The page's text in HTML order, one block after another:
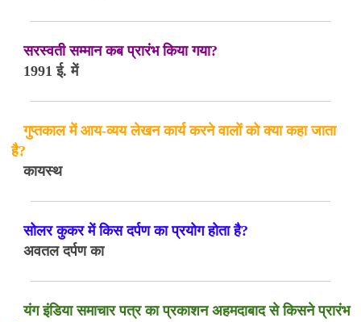
सरस्वती सम्मान कब प्रारंभ किया गया?
1991 ई. में
गुप्तकाल में आय-व्यय लेखन कार्य करने वालों को क्या कहा जाता
है?
कायस्थ
सोलर कुकर में किस दर्पण का प्रयोग होता है?
अवतल दर्पण का
यंग इंडिया समाचार पत्र का प्रकाशन अहमदाबाद से किसने प्रारंभ